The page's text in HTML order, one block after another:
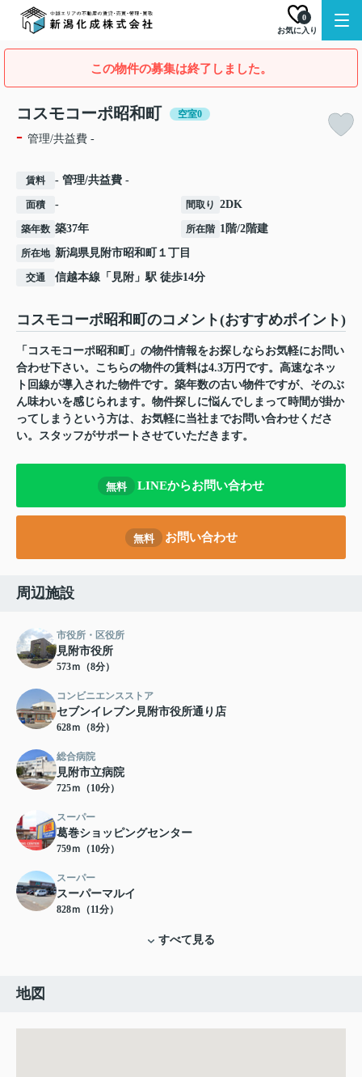
お気に入り
0
この物件の募集は終了しました。
コスモコーポ昭和町 空室0
- 管理/共益費 -
賃料 - 管理/共益費 -
面積 - 間取り 2DK
築年数 築37年 所在階 1階/2階建
所在地 新潟県見附市昭和町 １丁目
交通 信越本線 「 見附 」駅 徒歩14分
コスモコーポ昭和町のコメント(おすすめポイント)
「コスモコーポ昭和町」の物件情報をお探しならお気軽にお問い
合わせ下さい。こちらの物件の賃料は4.3万円です。高速なネッ
ト回線が導入された物件です。築年数の古い物件ですが、そのぶ
ん味わいを感じられます。物件探しに悩んでしまって時間が掛か
ってしまうという方は、お気軽に当社までお問い合わせくださ
い。スタッフがサポートさせていただきます。
無料 LINEからお問い合わせ
無料 お問い合わせ
周辺施設
市役所・区役所
見附市役所
573ｍ（8分）
コンビニエンスストア
セブンイレブン見附市役所通り店
628ｍ（8分）
総合病院
見附市立病院
725ｍ（10分）
スーパー
葛巻ショッピングセンター
759ｍ（10分）
スーパー
スーパーマルイ
828ｍ（11分）
すべて見る
地図